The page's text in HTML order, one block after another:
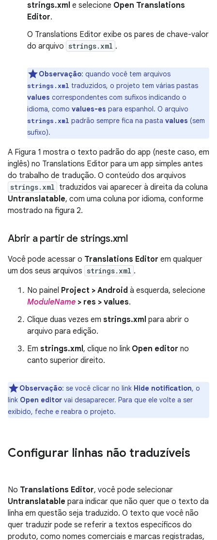
strings.xml e selecione Open Translations
Editor.
O Translations Editor exibe os pares de chave-valor
do arquivo strings.xml .
Observação: quando você tem arquivos
strings.xml traduzidos, o projeto tem várias pastas
values correspondentes com sufixos indicando o
idioma, como values-es para espanhol. O arquivo
strings.xml padrão sempre fica na pasta values (sem
sufixo).
A Figura 1 mostra o texto padrão do app (neste caso, em
inglês) no Translations Editor para um app simples antes
do trabalho de tradução. O conteúdo dos arquivos
strings.xml traduzidos vai aparecer à direita da coluna
Untranslatable, com uma coluna por idioma, conforme
mostrado na figura 2.
Abrir a partir de strings.xml
Você pode acessar o Translations Editor em qualquer
um dos seus arquivos strings.xml .
No painel Project > Android à esquerda, selecione
ModuleName > res > values.
Clique duas vezes em strings.xml para abrir o
arquivo para edição.
Em strings.xml, clique no link Open editor no
canto superior direito.
Observação: se você clicar no link Hide notification, o
link Open editor vai desaparecer. Para que ele volte a ser
exibido, feche e reabra o projeto.
Configurar linhas não traduzíveis
No Translations Editor, você pode selecionar
Untranslatable para indicar que não quer que o texto da
linha em questão seja traduzido. O texto que você não
quer traduzir pode se referir a textos específicos do
produto, como nomes comerciais e marcas registradas,